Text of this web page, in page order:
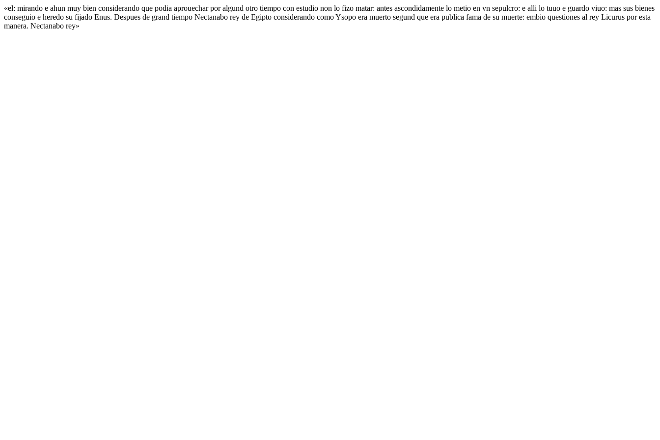
«el: mirando e ahun muy bien considerando que podia aprouechar por algund otro tiempo con estudio non lo fizo matar: antes ascondidamente lo metio en vn sepulcro: e alli lo tuuo e guardo viuo: mas sus bienes
conseguio e heredo su fijado Enus. Despues de grand tiempo Nectanabo rey de Egipto considerando como Ysopo era muerto segund que era publica fama de su muerte: embio questiones al rey Licurus por esta
manera. Nectanabo rey»